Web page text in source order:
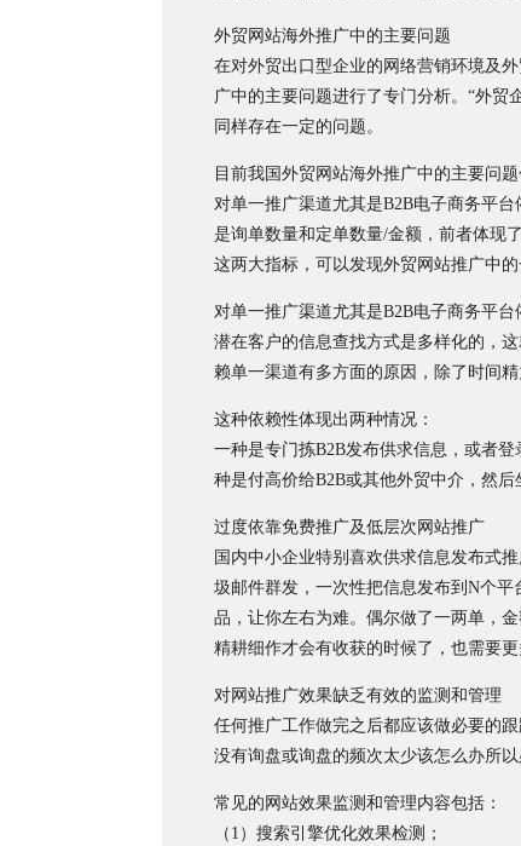
外贸网站海外推广中的主要问题
在对外贸出口型企业的网络营销环境及
广中的主要问题进行了专门分析。“外贸
同样存在一定的问题。
目前我国外贸网站海外推广中的主要问题
对单一推广渠道尤其是B2B电子商务平
是询单数量和定单数量/金额，前者体现
这两大指标，可以发现外贸网站推广中
对单一推广渠道尤其是B2B电子商务平台
潜在客户的信息查找方式是多样化的，
赖单一渠道有多方面的原因，除了时间
这种依赖性体现出两种情况：
一种是专门拣B2B发布供求信息，或者
种是付高价给B2B或其他外贸中介，然
过度依靠免费推广及低层次网站推广
国内中小企业特别喜欢供求信息发布式
圾邮件群发，一次性把信息发布到N个
品，让你左右为难。偶尔做了一两单，
精耕细作才会有收获的时候了，也需要
对网站推广效果缺乏有效的监测和管理
任何推广工作做完之后都应该做必要的
没有询盘或询盘的频次太少该怎么办所
常见的网站效果监测和管理内容包括：
（1）搜索引擎优化效果检测；